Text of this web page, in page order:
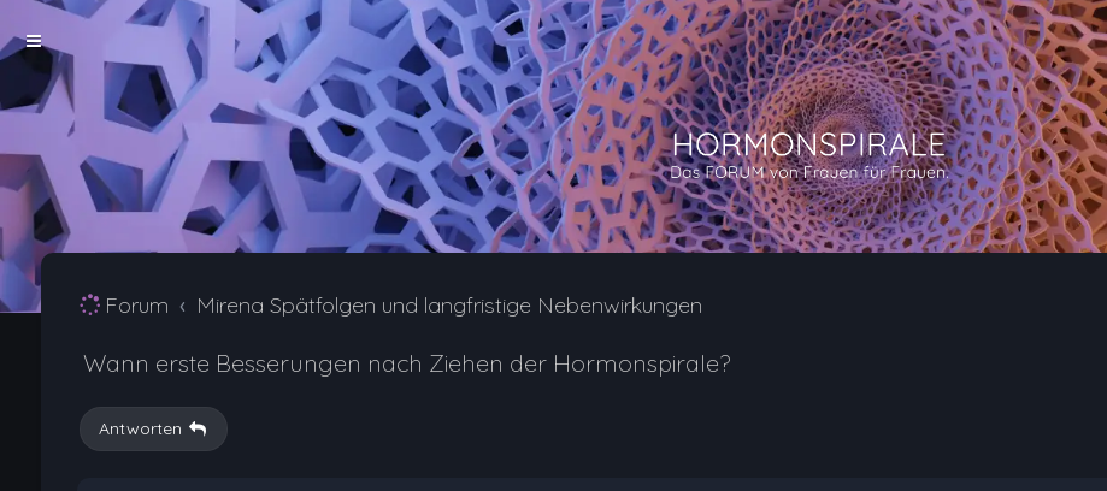
Forum Mirena Spätfolgen und langfristige Nebenwirkungen
Wann erste Besserungen nach Ziehen der Hormonspirale?
Antworten